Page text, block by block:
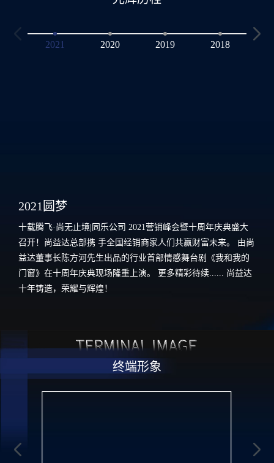
2021 2020 2019 2018
2021圆梦
十载腾飞·尚无止境|同乐公司 2021营销峰会暨十周年庆典盛大
召开！尚益达总部携 手全国经销商家人们共赢财富未来。 由尚
益达董事长陈方河先生出品的行业首部情感舞台剧《我和我的
门窗》在十周年庆典现场隆重上演。 更多精彩待续...... 尚益达
十年铸造，荣耀与辉煌！
终端形象